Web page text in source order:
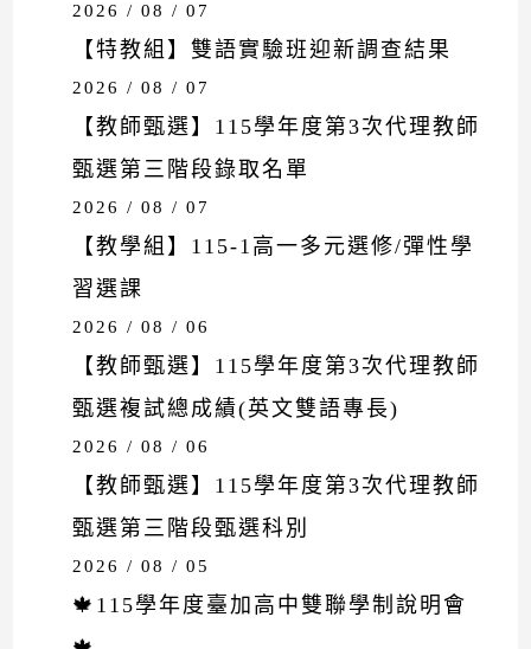
2026 / 08 / 07
【特教組】雙語實驗班迎新調查結果
2026 / 08 / 07
【教師甄選】115學年度第3次代理教師
甄選第三階段錄取名單
2026 / 08 / 07
【教學組】115-1高一多元選修/彈性學
習選課
2026 / 08 / 06
【教師甄選】115學年度第3次代理教師
甄選複試總成績(英文雙語專長)
2026 / 08 / 06
【教師甄選】115學年度第3次代理教師
甄選第三階段甄選科別
2026 / 08 / 05
🍁115學年度臺加高中雙聯學制說明會